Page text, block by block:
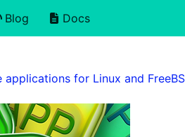
Blog Docs
applications for Linux and